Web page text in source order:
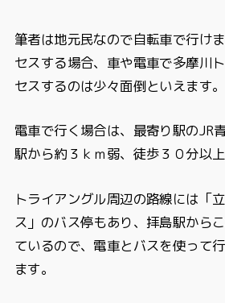
筆者は地元民なので自転車で行け
セスする場合、車や電車で多摩川
セスするのは少々面倒といえます。
電車で行く場合は、最寄り駅のJR
駅から約３ｋｍ弱、徒歩３０分以上
トライアングル周辺の路線には「
ス」のバス停もあり、拝島駅から
ているので、電車とバスを使って
ます。